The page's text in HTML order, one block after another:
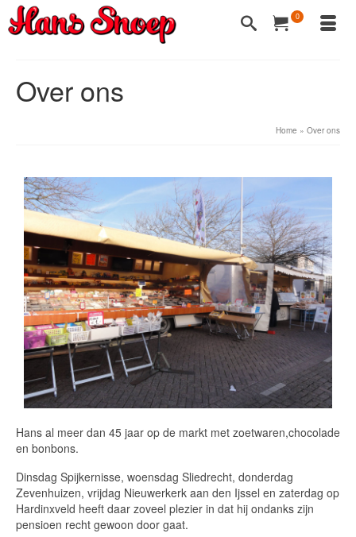
0
Over ons
Home » Over ons
Hans al meer dan 45 jaar op de markt met zoetwaren,chocolade
en bonbons.
Dinsdag Spijkernisse, woensdag Sliedrecht, donderdag
Zevenhuizen, vrijdag Nieuwerkerk aan den Ijssel en zaterdag op
Hardinxveld heeft daar zoveel plezier in dat hij ondanks zijn
pensioen recht gewoon door gaat.